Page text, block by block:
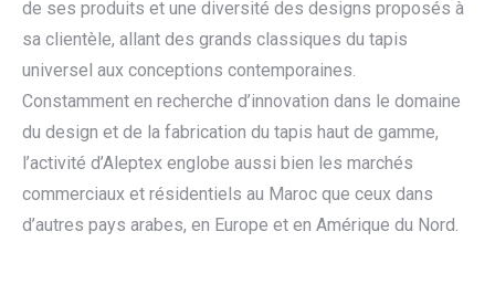
de ses produits et une diversité des designs proposés à
sa clientèle, allant des grands classiques du tapis
universel aux conceptions contemporaines.
Constamment en recherche d’innovation dans le domaine
du design et de la fabrication du tapis haut de gamme,
l’activité d’Aleptex englobe aussi bien les marchés
commerciaux et résidentiels au Maroc que ceux dans
d’autres pays arabes, en Europe et en Amérique du Nord.